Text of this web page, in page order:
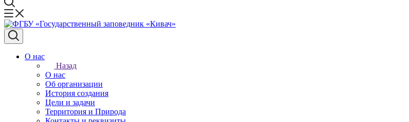
О нас
Назад
О нас
Об организации
История создания
Цели и задачи
Территория и Природа